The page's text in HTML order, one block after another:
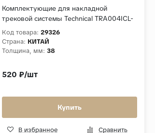
Комплектующие для накладной
трековой системы Technical TRA004ICL-
21B
Код товара: 29326
Страна: КИТАЙ
Толщина, мм: 38
520 ₽/шт
Купить
В избранное Сравнить